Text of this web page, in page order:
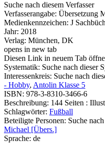
Suche nach diesem Verfasser
Verfasserangabe: Übersetzung
Medienkennzeichen: J
Jahr: 2018
Verlag: München, DK
opens in new tab
Diesen Link in neuem Tab
Systematik: Suche nach dieser
Interessenkreis: Suche nach
- Hobby, Antolin Klasse 5
ISBN: 978-3-8310-3466-6
Beschreibung: 144 Seiten :
Schlagwörter: Fußball
Beteiligte Personen: Suche
Michael [Übers.]
Sprache: de